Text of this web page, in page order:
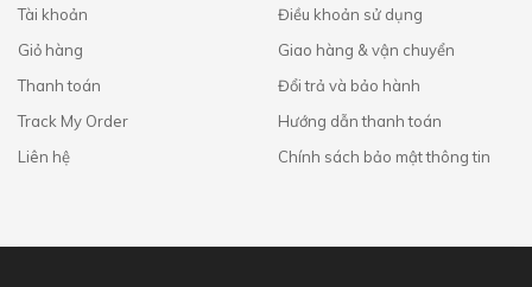
Tài khoản
Giỏ hàng
Thanh toán
Track My Order
Liên hệ
Điều khoản sử dụng
Giao hàng & vận chuyển
​Đổi trả và bảo hành
Hướng dẫn thanh toán
Chính sách bảo mật thông tin